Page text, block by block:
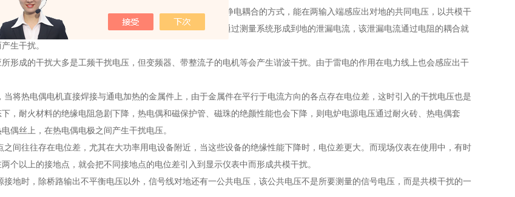
耦合在回路总形成干扰，它是两电场相互作用的结果。通过静电耦合的方式，能在两输入端感应出对地的共同电压，以共模干
模干扰不和信号叠加，它不直接对仪表产生影响。但它能通过测量系统形成到地的泄漏电流，该泄漏电流通过电阻的耦合就
生干扰。
形成的干扰大多是工频干扰电压，但变频器、带整流子的电机等会产生谐波干扰。由于雷电的作用在电力线上也会感应出干
当将热电偶电机直接焊接与通电加热的金属件上，由于金属件在平行于电流方向的各点存在电位差，这时引入的干扰电压也是
，耐火材料的绝缘电阻急剧下降，热电偶和磁保护管、磁珠的绝颜性能也会下降，则电炉电源电压通过耐火砖、热电偶套
偶丝上，在热电偶电极之间产生干扰电压。
之间往往存在电位差，尤其在大功率用电设备附近，当这些设备的绝缘性能下降时，电位差更大。而现场仪表在使用中，有时
个以上的接地点，就会把不同接地点的电位差引入到显示仪表中而形成共模干扰。
接地时，除桥路输出不平衡电压以外，信号线对地还有一公共电压，该公共电压不是所要测量的信号电压，而是共模干扰的一